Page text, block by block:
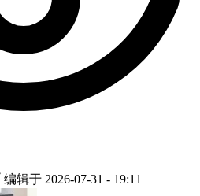
编辑于 2026-07-31 - 19:11